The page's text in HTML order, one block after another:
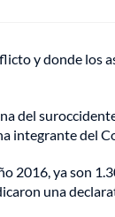
y donde los
del
integrante
2016, ya son
una